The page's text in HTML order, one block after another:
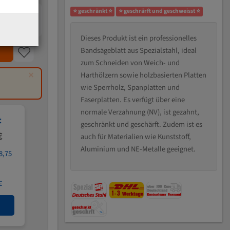
×
⭐ geschränkt ⭐
⭐ geschrärft und geschweisst ⭐
Dieses Produkt ist ein professionelles
Bandsägeblatt aus Spezialstahl, ideal
zum Schneiden von Weich- und
Harthölzern sowie holzbasierten Platten
wie Sperrholz, Spanplatten und
Faserplatten. Es verfügt über eine
normale Verzahnung (NV), ist gezahnt,
geschränkt und geschärft. Zudem ist es
auch für Materialien wie Kunststoff,
Aluminium und NE-Metalle geeignet.